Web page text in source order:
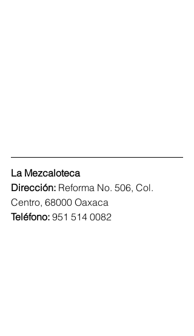
La Mezcaloteca
Dirección: Reforma No. 506, Col.
Centro, 68000 Oaxaca
Teléfono: 951 514 0082